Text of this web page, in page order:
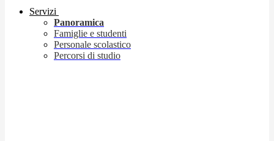
Servizi
Panoramica
Famiglie e studenti
Personale scolastico
Percorsi di studio